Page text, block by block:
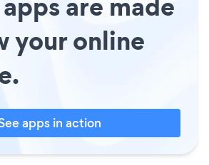
your online
apps in action